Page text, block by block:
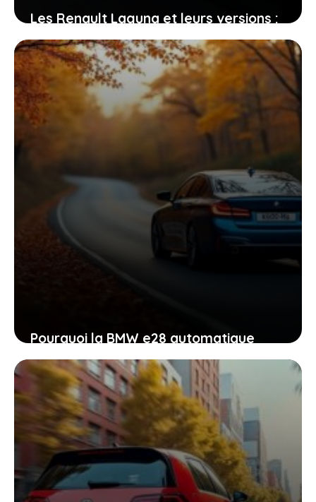
Les Renault Laguna et leurs versions :
tout ce qui compte pour votre
prochaine voiture
2 mai 2026
Pourquoi la BMW e28 automatique
reste une valeur sûre : guide d’achat
et conseils indispensables
1 mai 2026